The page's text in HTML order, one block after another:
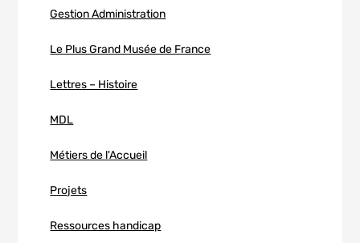
Gestion Administration
Le Plus Grand Musée de France
Lettres – Histoire
MDL
Métiers de l'Accueil
Projets
Ressources handicap